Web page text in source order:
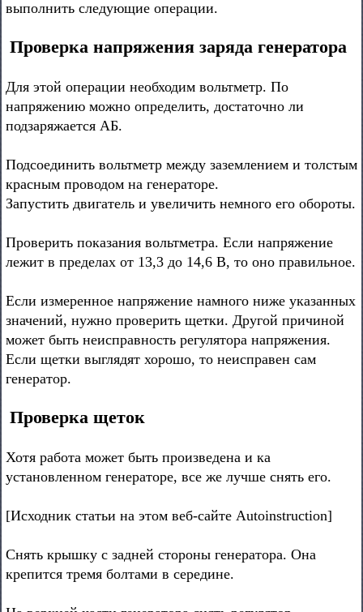
выполнить следующие операции.
Проверка напряжения заряда генератора
Для этой операции необходим вольтметр. По
напряжению можно определить, достаточно ли
подзаряжается АБ.
Подсоединить вольтметр между заземлением и толстым
красным проводом на генераторе.
Запустить двигатель и увеличить немного его обороты.
Проверить показания вольтметра. Если напряжение
лежит в пределах от 13,3 до 14,6 В, то оно правильное.
Если измеренное напряжение намного ниже указанных
значений, нужно проверить щетки. Другой причиной
может быть неисправность регулятора напряжения.
Если щетки выглядят хорошо, то неисправен сам
генератор.
Проверка щеток
Хотя работа может быть произведена и ка
установленном генераторе, все же лучше снять его.
[Исходник статьи на этом веб-сайте Autoinstruction]
Снять крышку с задней стороны генератора. Она
крепится тремя болтами в середине.